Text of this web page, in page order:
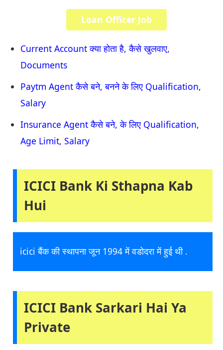
Loan Officer Job
Current Account क्या होता है, कैसे खुलवाए,
Documents
Paytm Agent कैसे बने, बनने के लिए Qualification,
Salary
Insurance Agent कैसे बने, के लिए Qualification,
Age Limit, Salary
ICICI Bank Ki Sthapna Kab
Hui
icici बैंक की स्थापना जून 1994 में वडोदरा में हुई थी .
ICICI Bank Sarkari Hai Ya
Private